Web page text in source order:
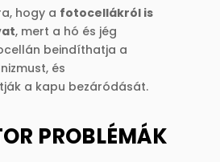
hogy a fotocellákról is
, mert a hó és jég
beindíthatja a
és
a kapu bezáródását.
PROBLÉMÁK